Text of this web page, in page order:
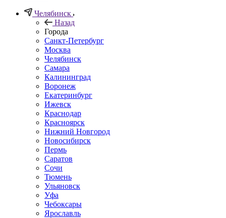
Челябинск
Назад
Города
Санкт-Петербург
Москва
Челябинск
Самара
Калининград
Воронеж
Екатеринбург
Ижевск
Краснодар
Красноярск
Нижний Новгород
Новосибирск
Пермь
Саратов
Сочи
Тюмень
Ульяновск
Уфа
Чебоксары
Ярославль